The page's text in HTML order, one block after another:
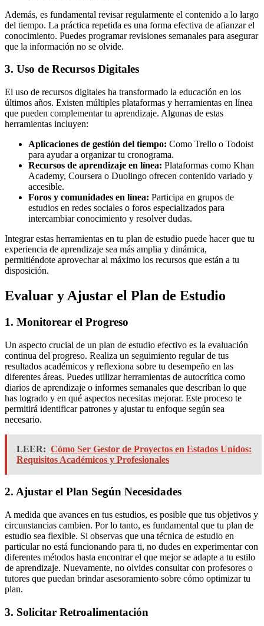
Además, es fundamental revisar regularmente el contenido a lo largo
del tiempo. La práctica repetida es una forma efectiva de afianzar el
conocimiento. Puedes programar revisiones semanales para asegurar
que la información no se olvide.
3. Uso de Recursos Digitales
El uso de recursos digitales ha transformado la educación en los
últimos años. Existen múltiples plataformas y herramientas en línea
que pueden complementar tu aprendizaje. Algunas de estas
herramientas incluyen:
Aplicaciones de gestión del tiempo: Como Trello o Todoist
para ayudar a organizar tu cronograma.
Recursos de aprendizaje en línea: Plataformas como Khan
Academy, Coursera o Duolingo ofrecen contenido variado y
accesible.
Foros y comunidades en línea: Participa en grupos de
estudios en redes sociales o foros especializados para
intercambiar conocimiento y resolver dudas.
Integrar estas herramientas en tu plan de estudio puede hacer que tu
experiencia de aprendizaje sea más amplia y dinámica,
permitiéndote aprovechar al máximo los recursos que están a tu
disposición.
Evaluar y Ajustar el Plan de Estudio
1. Monitorear el Progreso
Un aspecto crucial de un plan de estudio efectivo es la evaluación
continua del progreso. Realiza un seguimiento regular de tus
resultados académicos y reflexiona sobre tu desempeño en las
diferentes áreas. Puedes utilizar herramientas de autocrítica como
diarios de aprendizaje o informes semanales que describan lo que
has logrado y en qué aspectos necesitas mejorar. Este proceso te
permitirá identificar patrones y ajustar tu enfoque según sea
necesario.
LEER: Cómo Ser Gestor de Proyectos en Estados Unidos:
Requisitos Académicos y Profesionales
2. Ajustar el Plan Según Necesidades
A medida que avances en tus estudios, es posible que tus objetivos y
circunstancias cambien. Por lo tanto, es fundamental que tu plan de
estudio sea flexible. Si observas que una técnica de estudio en
particular no está funcionando para ti, no dudes en experimentar con
diferentes métodos hasta encontrar el que mejor se adapte a tu estilo
de aprendizaje. Nuevamente, no olvides consultar con profesores o
tutores que puedan brindar asesoramiento sobre cómo optimizar tu
plan.
3. Solicitar Retroalimentación